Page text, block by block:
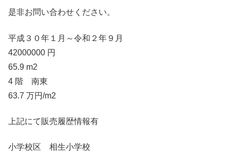
是非お問い合わせください。
平成３０年１月～令和２年９月
42000000 円
65.9 m2
4 階 南東
63.7 万円/m2
上記にて販売履歴情報有
小学校区 相生小学校